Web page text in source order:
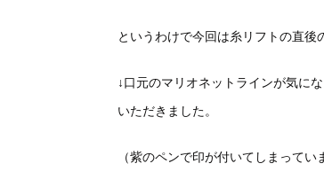
というわけで今回は糸リフトの直後
↓口元のマリオネットラインが気に
いただきました。
（紫のペンで印が付いてしまってい